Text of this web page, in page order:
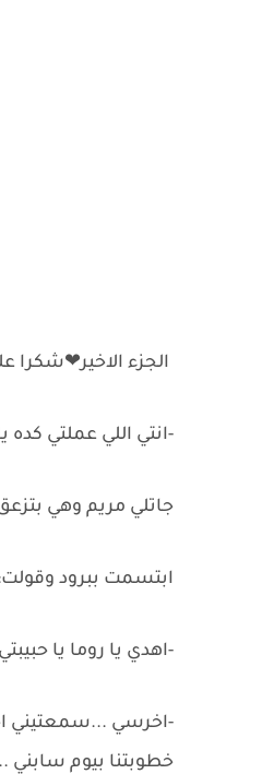
الجزء الاخير❤شكرا
-انتي اللي عملتي كده
جاتلي مريم وهي
ابتسمت ببرود
-اهدي يا روما يا
-اخرسي ...سمعتيني
خطوبتنا بيوم سابني